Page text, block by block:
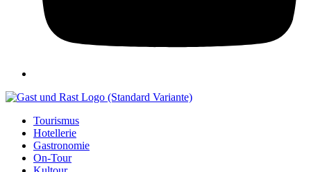
Tourismus
Hotellerie
Gastronomie
On-Tour